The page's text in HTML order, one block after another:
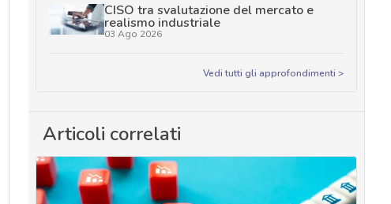
CISO tra svalutazione del mercato e
realismo industriale
03 Ago 2026
Vedi tutti gli approfondimenti >
Articoli correlati